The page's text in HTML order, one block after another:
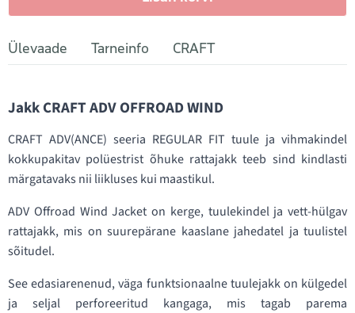
Ülevaade Tarneinfo CRAFT
Jakk CRAFT ADV OFFROAD WIND
CRAFT ADV(ANCE) seeria REGULAR FIT tuule ja vihmakindel
kokkupakitav polüestrist õhuke rattajakk teeb sind kindlasti
märgatavaks nii liikluses kui maastikul.
ADV Offroad Wind Jacket on kerge, tuulekindel ja vett-hülgav
rattajakk, mis on suurepärane kaaslane jahedatel ja tuulistel
sõitudel.
See edasiarenenud, väga funktsionaalne tuulejakk on külgedel
ja seljal perforeeritud kangaga, mis tagab parema